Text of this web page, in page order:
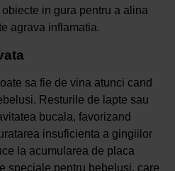
in gura pentru a alina
agrava inflamatia.
sa fie de vina atunci cand
Resturile de lapte sau
bucala, favorizand
insuficienta a gingiilor
la acumularea de placa
speciale pentru bebelusi, care